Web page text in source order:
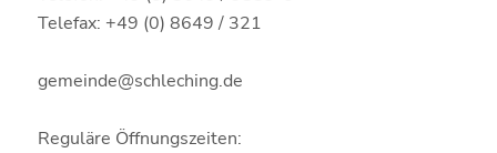
Telefax: +49 (0) 8649 / 321
gemeinde@schleching.de
Reguläre Öffnungszeiten: